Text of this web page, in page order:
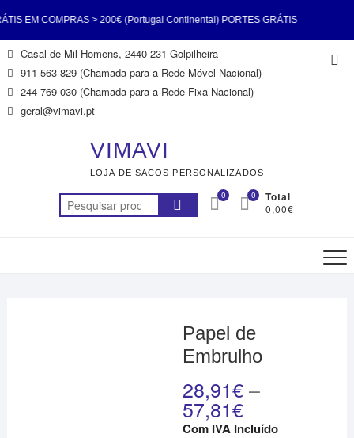
EM COMPRAS > 200€ (Portugal Continental) PORTES GRÁTIS
200€ (Portugal Continental) PORTES GRÁTIS EM COMPRAS >
Continental) PORTES GRÁTIS EM COMPRAS > 200€ (Portugal
EM COMPRAS > 200€ (Portugal Continental) PORTES GRÁTIS
200€ (Portugal Continental) PORTES GRÁTIS EM COMPRAS >
Skip
to
content
Casal de Mil Homens, 2440-231 Golpilheira
911 563 829 (Chamada para a Rede Móvel Nacional)
244 769 030 (Chamada para a Rede Fixa Nacional)
geral@vimavi.pt
VIMAVI
LOJA DE SACOS PERSONALIZADOS
Pesquisar
por:
0 Total
0,00€
0
Papel de
Embrulho
28,91€–
57,81€
Com IVA Incluído